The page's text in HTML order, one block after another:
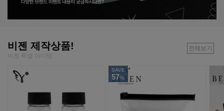
비젠 제작상품!
비젠 특별 아이템
전체보기
SAVE
57%